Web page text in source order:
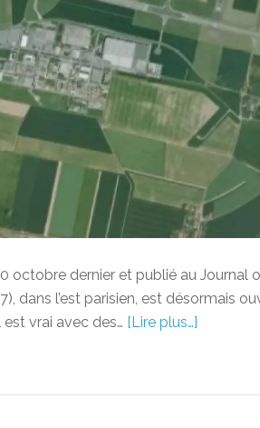
octobre dernier et publié au Journal
dans l’est parisien, est désormais
vrai avec des… [Lire plus…]